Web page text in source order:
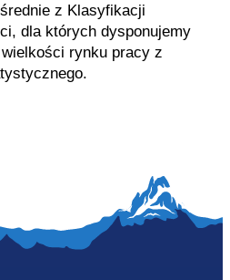
z Klasyfikacji
dla których dysponujemy
rynku pracy z